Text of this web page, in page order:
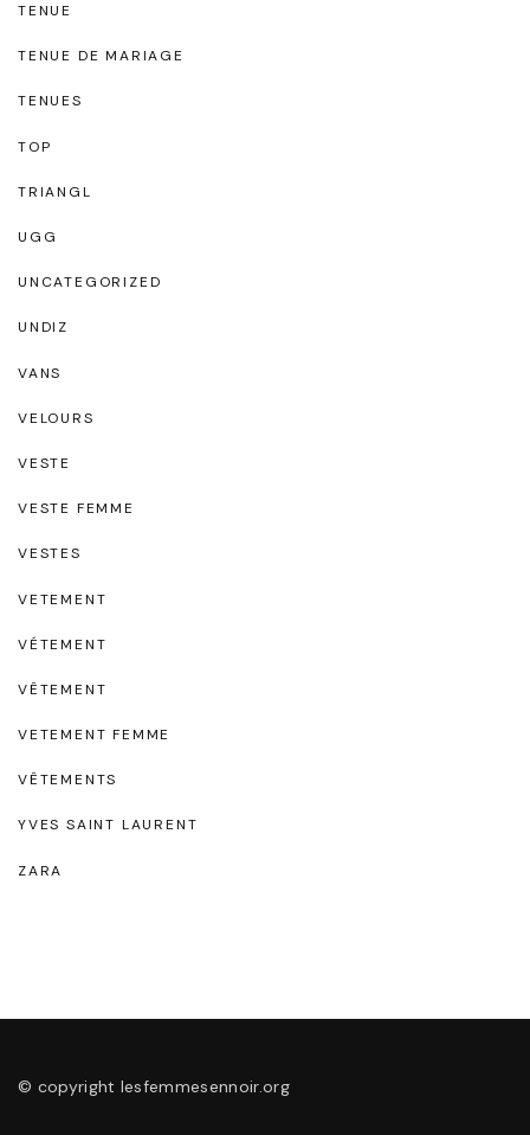
TENUE
TENUE DE MARIAGE
TENUES
TOP
TRIANGL
UGG
UNCATEGORIZED
UNDIZ
VANS
VELOURS
VESTE
VESTE FEMME
VESTES
VETEMENT
VÉTEMENT
VÊTEMENT
VETEMENT FEMME
VÊTEMENTS
YVES SAINT LAURENT
ZARA
© copyright lesfemmesennoir.org